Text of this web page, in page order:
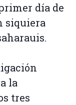
día de
siquiera
la
tres